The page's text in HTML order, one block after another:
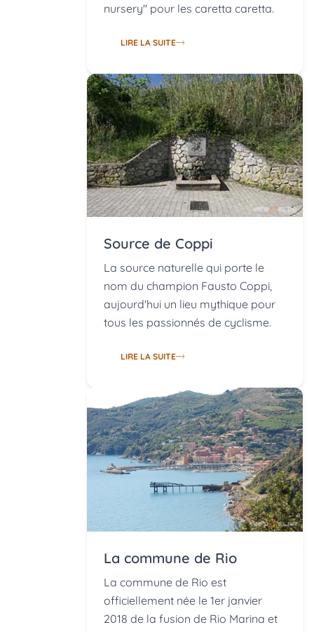
nursery" pour les caretta caretta.
LIRE LA SUITE
Source de Coppi
La source naturelle qui porte le
nom du champion Fausto Coppi,
aujourd'hui un lieu mythique pour
tous les passionnés de cyclisme.
LIRE LA SUITE
La commune de Rio
La commune de Rio est
officiellement née le 1er janvier
2018 de la fusion de Rio Marina et